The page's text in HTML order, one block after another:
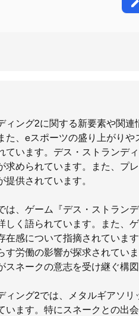
ィング2に関する新要素や関
た、eスポーツの盛り上がり
ています。デス・ストランデ
求められています。また、プ
提供されています。
は、ゲーム『デス・ストラン
しく語られています。また、
在感について指摘されていま
す労働の影響が探求されてい
スネークの意志を受け継ぐ構
ィング2では、メタルギアソ
います。特にスネークとの出